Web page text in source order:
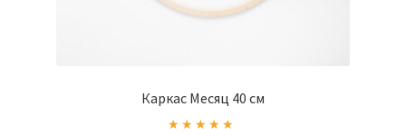
Каркас Месяц 40 см